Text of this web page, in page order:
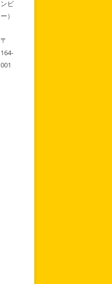
ンビ
ー）
〒
164-
001